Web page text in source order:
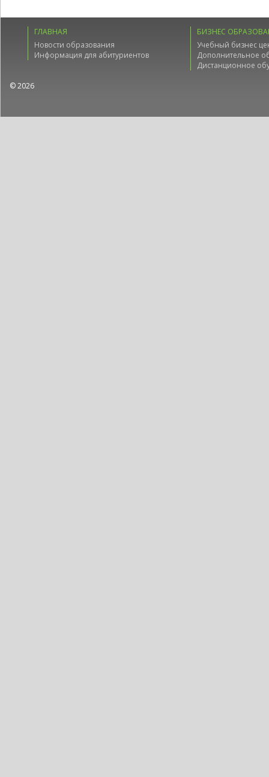
ГЛАВНАЯ
Новости образования
Информация для абитуриентов
БИЗНЕС
Учебный бизнес
Дополнительное
Дистанционное
© 2026